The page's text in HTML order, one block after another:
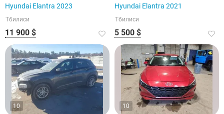
Hyundai Elantra 2023
Тбилиси
11 900 $
Hyundai Elantra 2021
Тбилиси
5 500 $
10 10